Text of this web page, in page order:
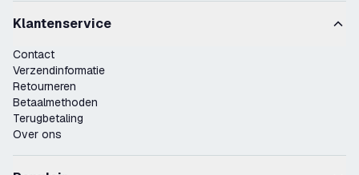
Klantenservice
Contact
Verzendinformatie
Retourneren
Betaalmethoden
Terugbetaling
Over ons